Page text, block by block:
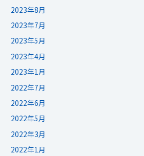
2023年8月
2023年7月
2023年5月
2023年4月
2023年1月
2022年7月
2022年6月
2022年5月
2022年3月
2022年1月